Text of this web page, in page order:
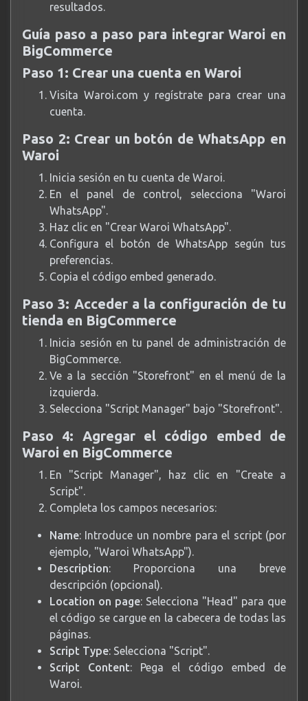
resultados.
Guía paso a paso para integrar Waroi en
BigCommerce
Paso 1: Crear una cuenta en Waroi
Visita Waroi.com y regístrate para crear una
cuenta.
Paso 2: Crear un botón de WhatsApp en
Waroi
Inicia sesión en tu cuenta de Waroi.
En el panel de control, selecciona "Waroi
WhatsApp".
Haz clic en "Crear Waroi WhatsApp".
Configura el botón de WhatsApp según tus
preferencias.
Copia el código embed generado.
Paso 3: Acceder a la configuración de tu
tienda en BigCommerce
Inicia sesión en tu panel de administración de
BigCommerce.
Ve a la sección "Storefront" en el menú de la
izquierda.
Selecciona "Script Manager" bajo "Storefront".
Paso 4: Agregar el código embed de
Waroi en BigCommerce
En "Script Manager", haz clic en "Create a
Script".
Completa los campos necesarios:
Name: Introduce un nombre para el script (por
ejemplo, "Waroi WhatsApp").
Description: Proporciona una breve
descripción (opcional).
Location on page: Selecciona "Head" para que
el código se cargue en la cabecera de todas las
páginas.
Script Type: Selecciona "Script".
Script Content: Pega el código embed de
Waroi.